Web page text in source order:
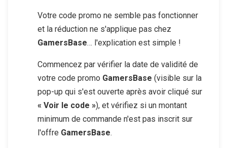
Votre code promo ne semble pas fonctionner
et la réduction ne s'applique pas chez
GamersBase… l'explication est simple !
Commencez par vérifier la date de validité de
votre code promo GamersBase (visible sur la
pop-up qui s'est ouverte après avoir cliqué sur
« Voir le code »), et vérifiez si un montant
minimum de commande n'est pas inscrit sur
l'offre GamersBase.